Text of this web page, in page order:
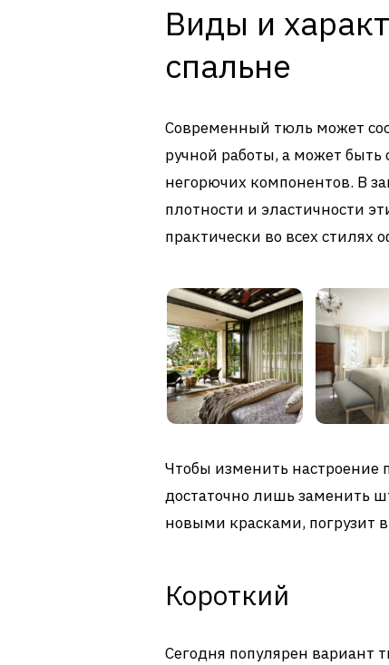
Виды и
спальне
Современный тюль может
ручной работы, а может быть
негорючих компонентов. В
плотности и эластичности
практически во всех стилях
Чтобы изменить настроение
достаточно лишь заменить
новыми красками, погрузит
Короткий
Сегодня популярен вариант